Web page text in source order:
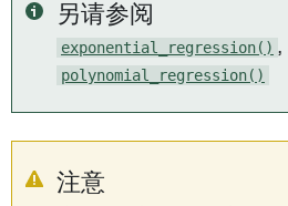
另请参阅
exponential_regression() ,
polynomial_regression()
注意